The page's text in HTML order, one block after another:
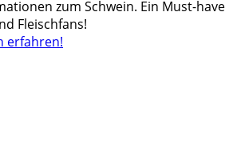
zum Schwein. Ein Must-have
Fleischfans!
erfahren!